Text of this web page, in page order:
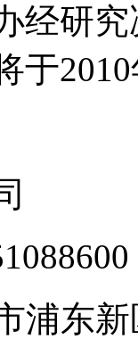
经研
于
浦东新